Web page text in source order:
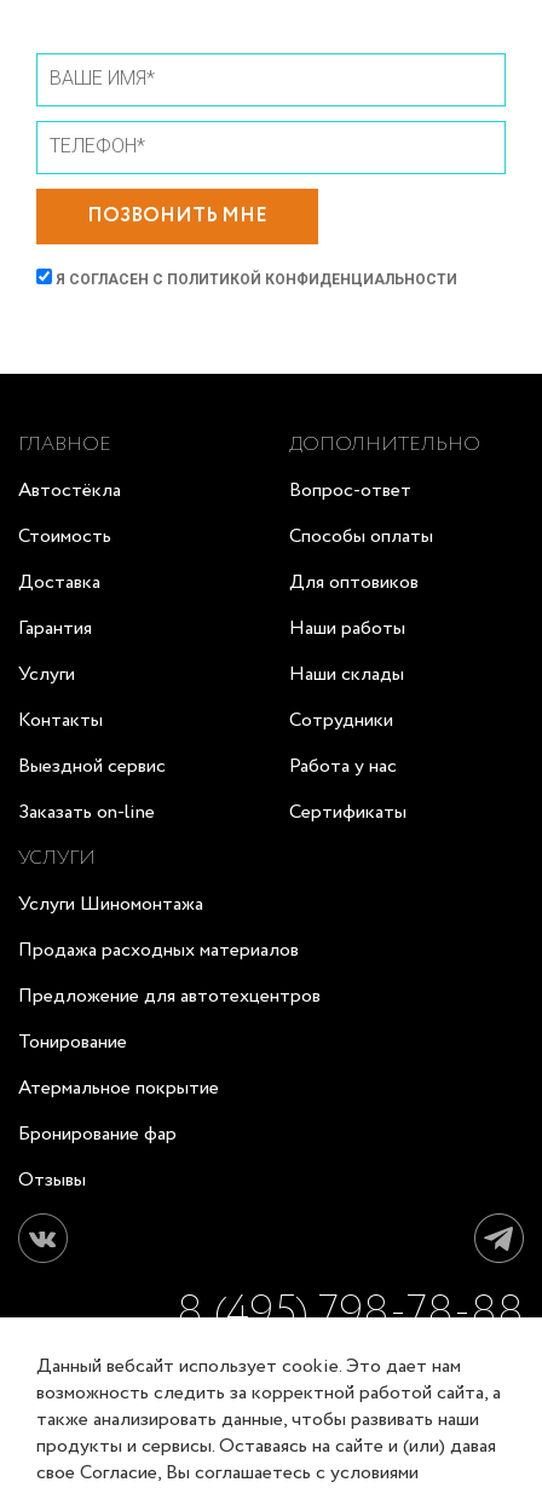
Данный вебсайт использует cookie. Это дает нам
возможность следить за корректной работой сайта, а
также анализировать данные, чтобы развивать наши
продукты и сервисы. Оставаясь на сайте и (или) давая
свое Согласие, Вы соглашаетесь с условиями
ПОЗВОНИТЬ МНЕ
Я СОГЛАСЕН С ПОЛИТИКОЙ КОНФИДЕНЦИАЛЬНОСТИ
ГЛАВНОЕ
Автостёкла
Стоимость
Доставка
Гарантия
Услуги
Контакты
Выездной сервис
Заказать on-line
ДОПОЛНИТЕЛЬНО
Вопрос-ответ
Способы оплаты
Для оптовиков
Наши работы
Наши склады
Сотрудники
Работа у нас
Сертификаты
УСЛУГИ
Услуги Шиномонтажа
Продажа расходных материалов
Предложение для автотехцентров
Тонирование
Атермальное покрытие
Бронирование фар
Отзывы
8 (495) 798-78-88
ЗАКАЗАТЬ ОБРАТНЫЙ ЗВОНОК
Соглашение об обработке персональных данных